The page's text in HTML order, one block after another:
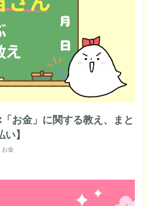
お金」に関する教え、まと
】
お金